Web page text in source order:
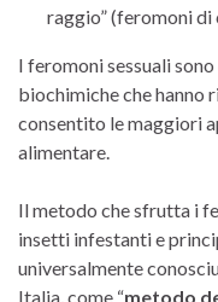
raggio” (feromoni di
I feromoni sessuali
biochimiche che hanno
consentito le maggiori
alimentare.
Il metodo che sfrutta i
insetti infestanti e
universalmente
Italia, come “metodo